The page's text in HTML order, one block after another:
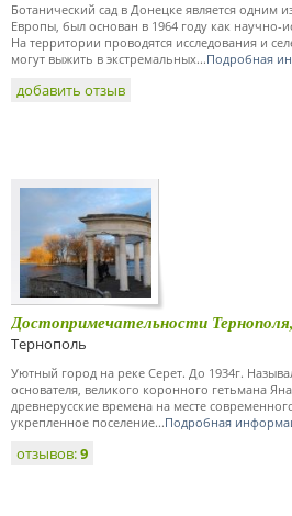
Ботанический сад в Донецке является одним
Европы, был основан в 1964 году как научно-
На территории проводятся исследования и
могут выжить в экстремальных...Подробная
добавить отзыв
Достопримечательности
Тернополь
Уютный город на реке Серет. До 1934г.
основателя, великого коронного гетьмана
древнерусские времена на месте
укрепленное поселение...Подробная
отзывов:9